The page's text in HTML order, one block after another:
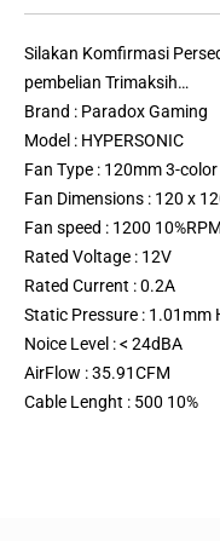
Silakan Komfirmasi
pembelian Trimaksih…
Brand : Paradox Gaming
Model : HYPERSONIC
Fan Type : 120mm 3-color
Fan Dimensions : 120 x
Fan speed : 1200
Rated Voltage : 12V
Rated Current : 0.2A
Static Pressure : 1.01mm
Noice Level : < 24dBA
AirFlow : 35.91CFM
Cable Lenght : 500 10%